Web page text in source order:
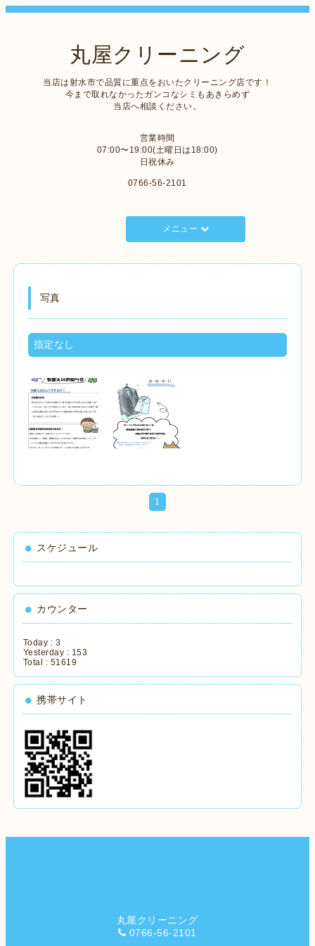
丸屋クリーニング
当店は射水市で品質に重点をおいたクリーニング店です！
今まで取れなかったガンコなシミもあきらめず
当店へ相談ください。
営業時間
07:00〜19:00(土曜日は18:00)
日祝休み
0766-56-2101
メニュー
写真
指定なし
1
スケジュール
カウンター
Today : 3
Yesterday : 153
Total : 51619
携帯サイト
丸屋クリーニング
0766-56-2101